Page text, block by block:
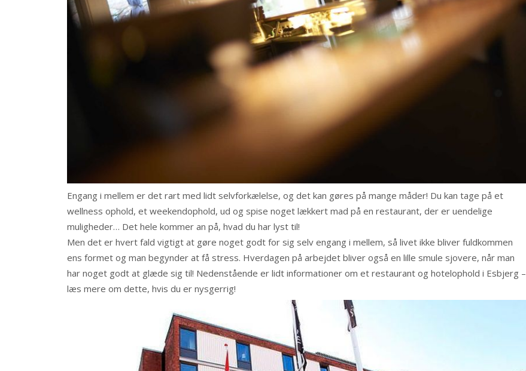
Engang i mellem er det rart med lidt selvforkælelse, og det kan gøres på mange måder! Du kan tage på et
wellness ophold, et weekendophold, ud og spise noget lækkert mad på en restaurant, der er uendelige
muligheder… Det hele kommer an på, hvad du har lyst til!
Men det er hvert fald vigtigt at gøre noget godt for sig selv engang i mellem, så livet ikke bliver fuldkommen
ens formet og man begynder at få stress. Hverdagen på arbejdet bliver også en lille smule sjovere, når man
har noget godt at glæde sig til! Nedenstående er lidt informationer om et restaurant og hotelophold i Esbjerg –
læs mere om dette, hvis du er nysgerrig!